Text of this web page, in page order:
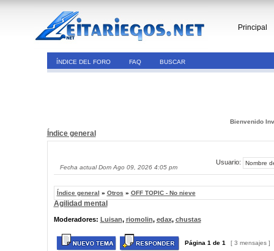
Principal
ÍNDICE DEL FORO FAQ BUSCAR
Bienvenido
Índice general
Fecha actual Dom Ago 09, 2026 4:05 pm
Usuario:
Índice general » Otros » OFF TOPIC - No nieve
Agilidad mental
Moderadores: Luisan, riomolin, edax, chustas
Página 1 de 1 [ 3 mensajes ]